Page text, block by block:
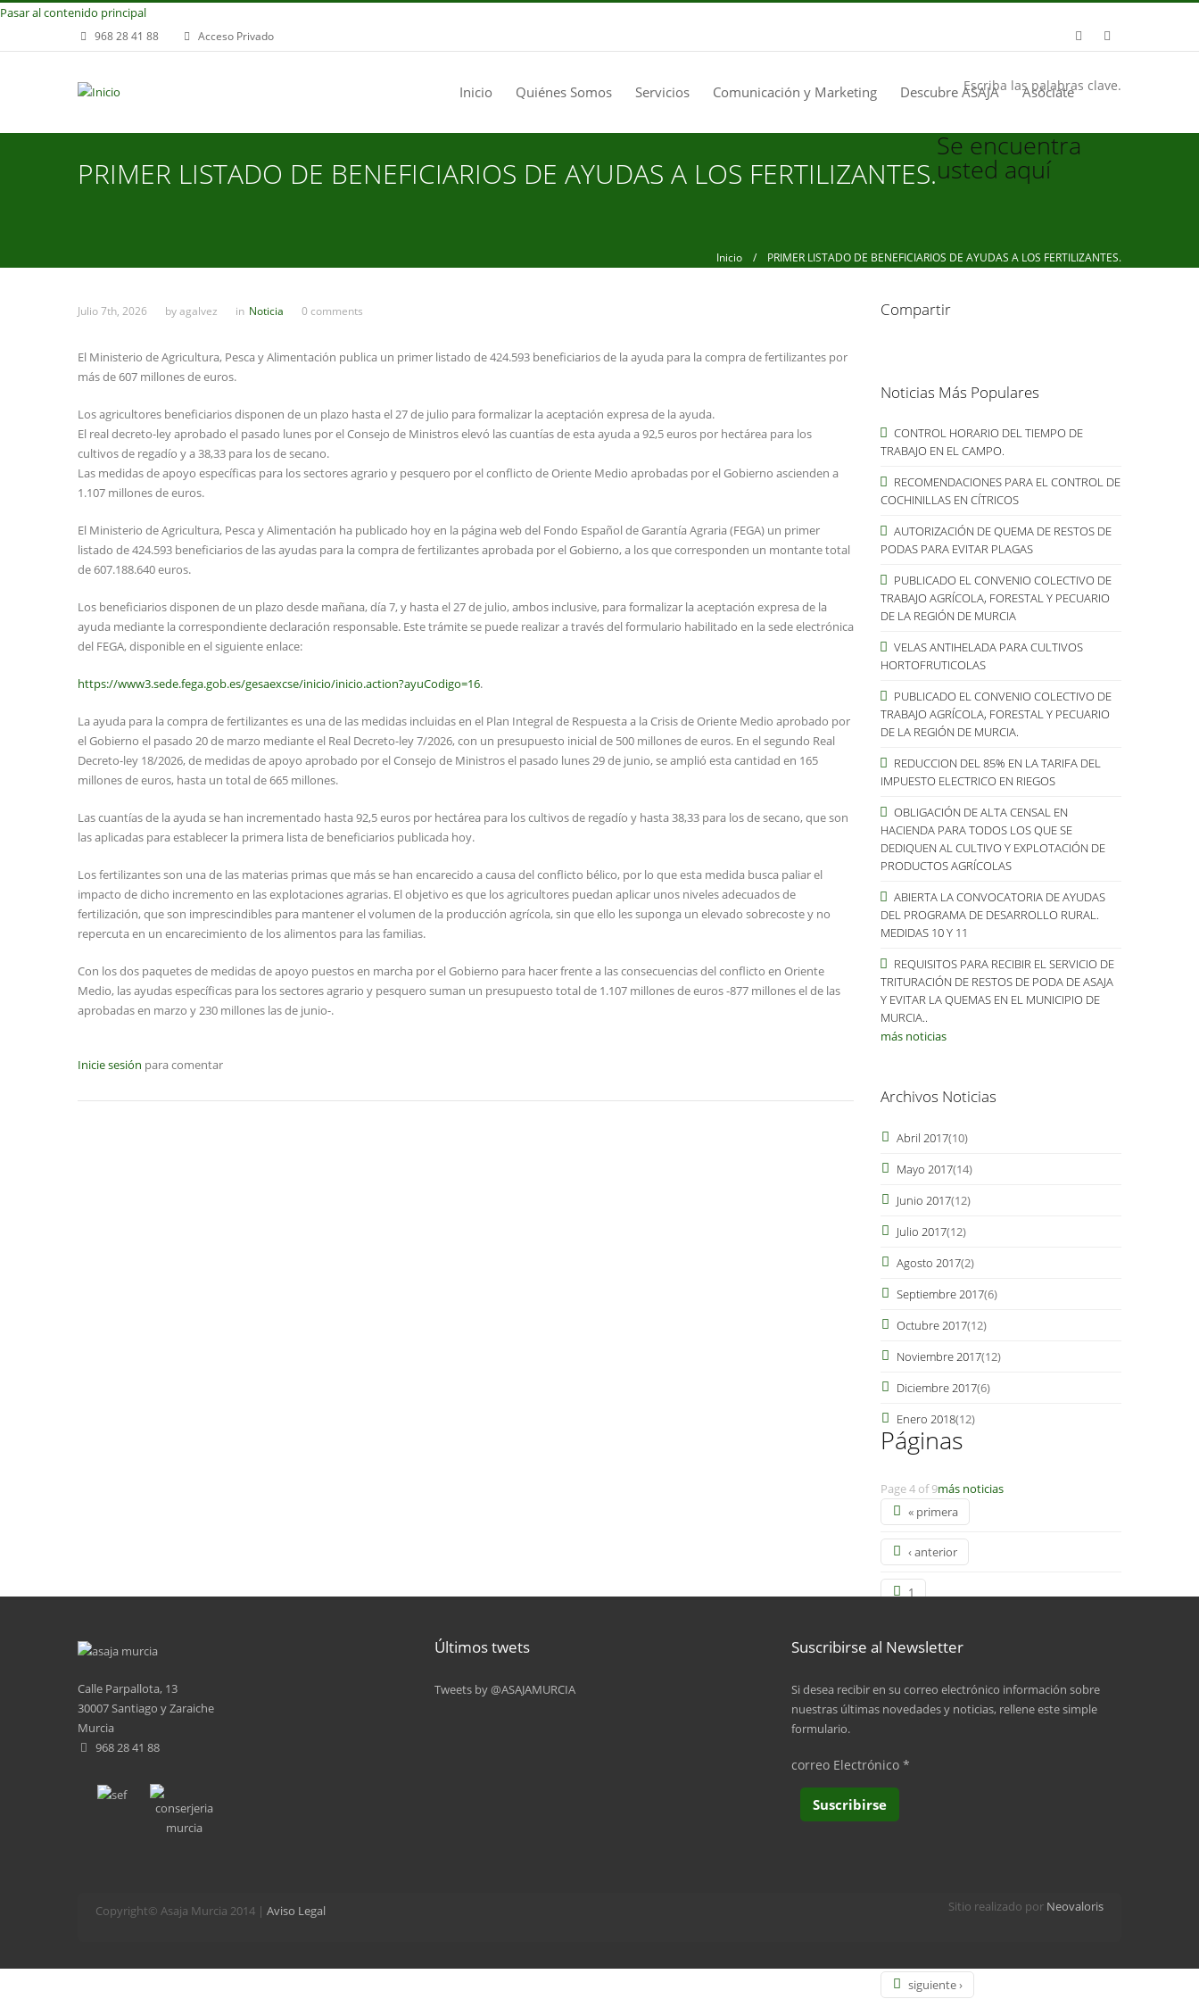
Pasar al contenido principal
968 28 41 88 Acceso Privado
Inicio Quiénes Somos Servicios Comunicación y Marketing Descubre ASAJA Asóciate
Escriba las palabras clave.
PRIMER LISTADO DE BENEFICIARIOS DE AYUDAS A LOS FERTILIZANTES.
Se encuentra
usted aquí
Inicio / PRIMER LISTADO DE BENEFICIARIOS DE AYUDAS A LOS FERTILIZANTES.
Julio 7th, 2026 byagalvez in Noticia 0 comments
El Ministerio de Agricultura, Pesca y Alimentación publica un primer listado de 424.593 beneficiarios de la ayuda para la compra de fertilizantes por
más de 607 millones de euros.
Los agricultores beneficiarios disponen de un plazo hasta el 27 de julio para formalizar la aceptación expresa de la ayuda.
El real decreto-ley aprobado el pasado lunes por el Consejo de Ministros elevó las cuantías de esta ayuda a 92,5 euros por hectárea para los
cultivos de regadío y a 38,33 para los de secano.
Las medidas de apoyo específicas para los sectores agrario y pesquero por el conflicto de Oriente Medio aprobadas por el Gobierno ascienden a
1.107 millones de euros.
El Ministerio de Agricultura, Pesca y Alimentación ha publicado hoy en la página web del Fondo Español de Garantía Agraria (FEGA) un primer
listado de 424.593 beneficiarios de las ayudas para la compra de fertilizantes aprobada por el Gobierno, a los que corresponden un montante total
de 607.188.640 euros.
Los beneficiarios disponen de un plazo desde mañana, día 7, y hasta el 27 de julio, ambos inclusive, para formalizar la aceptación expresa de la
ayuda mediante la correspondiente declaración responsable. Este trámite se puede realizar a través del formulario habilitado en la sede electrónica
del FEGA, disponible en el siguiente enlace:
https://www3.sede.fega.gob.es/gesaexcse/inicio/inicio.action?ayuCodigo=16.
La ayuda para la compra de fertilizantes es una de las medidas incluidas en el Plan Integral de Respuesta a la Crisis de Oriente Medio aprobado por
el Gobierno el pasado 20 de marzo mediante el Real Decreto-ley 7/2026, con un presupuesto inicial de 500 millones de euros. En el segundo Real
Decreto-ley 18/2026, de medidas de apoyo aprobado por el Consejo de Ministros el pasado lunes 29 de junio, se amplió esta cantidad en 165
millones de euros, hasta un total de 665 millones.
Las cuantías de la ayuda se han incrementado hasta 92,5 euros por hectárea para los cultivos de regadío y hasta 38,33 para los de secano, que son
las aplicadas para establecer la primera lista de beneficiarios publicada hoy.
Los fertilizantes son una de las materias primas que más se han encarecido a causa del conflicto bélico, por lo que esta medida busca paliar el
impacto de dicho incremento en las explotaciones agrarias. El objetivo es que los agricultores puedan aplicar unos niveles adecuados de
fertilización, que son imprescindibles para mantener el volumen de la producción agrícola, sin que ello les suponga un elevado sobrecoste y no
repercuta en un encarecimiento de los alimentos para las familias.
Con los dos paquetes de medidas de apoyo puestos en marcha por el Gobierno para hacer frente a las consecuencias del conflicto en Oriente
Medio, las ayudas específicas para los sectores agrario y pesquero suman un presupuesto total de 1.107 millones de euros -877 millones el de las
aprobadas en marzo y 230 millones las de junio-.
Inicie sesión para comentar
Compartir
Noticias Más Populares
CONTROL HORARIO DEL TIEMPO DE
TRABAJO EN EL CAMPO.
RECOMENDACIONES PARA EL CONTROL DE
COCHINILLAS EN CÍTRICOS
AUTORIZACIÓN DE QUEMA DE RESTOS DE
PODAS PARA EVITAR PLAGAS
PUBLICADO EL CONVENIO COLECTIVO DE
TRABAJO AGRÍCOLA, FORESTAL Y PECUARIO
DE LA REGIÓN DE MURCIA
VELAS ANTIHELADA PARA CULTIVOS
HORTOFRUTICOLAS
PUBLICADO EL CONVENIO COLECTIVO DE
TRABAJO AGRÍCOLA, FORESTAL Y PECUARIO
DE LA REGIÓN DE MURCIA.
REDUCCION DEL 85% EN LA TARIFA DEL
IMPUESTO ELECTRICO EN RIEGOS
OBLIGACIÓN DE ALTA CENSAL EN
HACIENDA PARA TODOS LOS QUE SE
DEDIQUEN AL CULTIVO Y EXPLOTACIÓN DE
PRODUCTOS AGRÍCOLAS
ABIERTA LA CONVOCATORIA DE AYUDAS
DEL PROGRAMA DE DESARROLLO RURAL.
MEDIDAS 10 Y 11
REQUISITOS PARA RECIBIR EL SERVICIO DE
TRITURACIÓN DE RESTOS DE PODA DE ASAJA
Y EVITAR LA QUEMAS EN EL MUNICIPIO DE
MURCIA..
más noticias
Archivos Noticias
Abril 2017(10)
Mayo 2017(14)
Junio 2017(12)
Julio 2017(12)
Agosto 2017(2)
Septiembre 2017(6)
Octubre 2017(12)
Noviembre 2017(12)
Diciembre 2017(6)
Enero 2018(12)
Páginas
Page 4 of 9
« primera
‹ anterior
1
4
siguiente ›
más noticias
Calle Parpallota, 13
30007 Santiago y Zaraiche
Murcia
968 28 41 88
Últimos twets
Tweets by @ASAJAMURCIA
Suscribirse al Newsletter
Si desea recibir en su correo electrónico información sobre
nuestras últimas novedades y noticias, rellene este simple
formulario.
correo Electrónico *
Copyright© Asaja Murcia 2014 | Aviso Legal Sitio realizado por Neovaloris